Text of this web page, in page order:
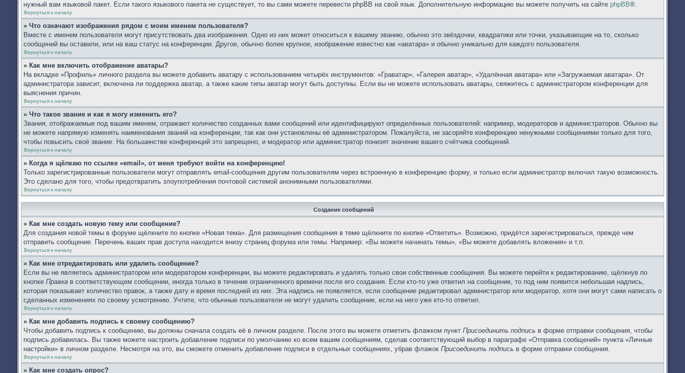
нужный вам языковой пакет. Если такого языкового пакета не существует, то вы сами можете перевести phpBB на свой язык. Дополнительную информацию вы можете получить на сайте phpBB®.
Вернуться к началу
» Что означают изображения рядом с моим именем пользователя?
Вместе с именем пользователя могут присутствовать два изображения. Одно из них может относиться к вашему званию, обычно это звёздочки, квадратики или точки, указывающие на то, сколько
сообщений вы оставили, или на ваш статус на конференции. Другое, обычно более крупное, изображение известно как «аватара» и обычно уникально для каждого пользователя.
Вернуться к началу
» Как мне включить отображение аватары?
На вкладке «Профиль» личного раздела вы можете добавить аватару с использованием четырёх инструментов: «Граватар», «Галерея аватар», «Удалённая аватара» или «Загружаемая аватара». От
администратора зависит, включена ли поддержка аватар, а также какие типы аватар могут быть доступны. Если вы не можете использовать аватары, свяжитесь с администратором конференции для
выяснения причин.
Вернуться к началу
» Что такое звание и как я могу изменить его?
Звания, отображаемые под вашим именем, отражают количество созданных вами сообщений или идентифицируют определённых пользователей: например, модераторов и администраторов. Обычно вы
не можете напрямую изменять наименования званий на конференции, так как они установлены её администратором. Пожалуйста, не засоряйте конференцию ненужными сообщениями только для того,
чтобы повысить своё звание. На большинстве конференций это запрещено, и модератор или администратор понизят значение вашего счётчика сообщений.
Вернуться к началу
» Когда я щёлкаю по ссылке «email», от меня требуют войти на конференцию!
Только зарегистрированные пользователи могут отправлять email-сообщения другим пользователям через встроенную в конференцию форму, и только если администратор включил такую возможность.
Это сделано для того, чтобы предотвратить злоупотребления почтовой системой анонимными пользователями.
Вернуться к началу
Создание сообщений
» Как мне создать новую тему или сообщение?
Для создания новой темы в форуме щёлкните по кнопке «Новая тема». Для размещения сообщения в теме щёлкните по кнопке «Ответить». Возможно, придётся зарегистрироваться, прежде чем
отправить сообщение. Перечень ваших прав доступа находится внизу страниц форума или темы. Например: «Вы можете начинать темы», «Вы можете добавлять вложения» и т.п.
Вернуться к началу
» Как мне отредактировать или удалить сообщение?
Если вы не являетесь администратором или модератором конференции, вы можете редактировать и удалять только свои собственные сообщения. Вы можете перейти к редактированию, щёлкнув по
кнопке Правка в соответствующем сообщении, иногда только в течение ограниченного времени после его создания. Если кто-то уже ответил на сообщение, то под ним появится небольшая надпись,
которая показывает количество правок, а также дату и время последней из них. Эта надпись не появляется, если сообщение редактировал администратор или модератор, хотя они могут сами написать о
сделанных изменениях по своему усмотрению. Учтите, что обычные пользователи не могут удалить сообщение, если на него уже кто-то ответил.
Вернуться к началу
» Как мне добавить подпись к своему сообщению?
Чтобы добавить подпись к сообщению, вы должны сначала создать её в личном разделе. После этого вы можете отметить флажком пункт Присоединить подпись в форме отправки сообщения, чтобы
подпись добавилась. Вы также можете настроить добавление подписи по умолчанию ко всем вашим сообщениям, сделав соответствующий выбор в параграфе «Отправка сообщений» пункта «Личные
настройки» в личном разделе. Несмотря на это, вы сможете отменить добавление подписи в отдельных сообщениях, убрав флажок Присоединить подпись в форме отправки сообщения.
Вернуться к началу
» Как мне создать опрос?